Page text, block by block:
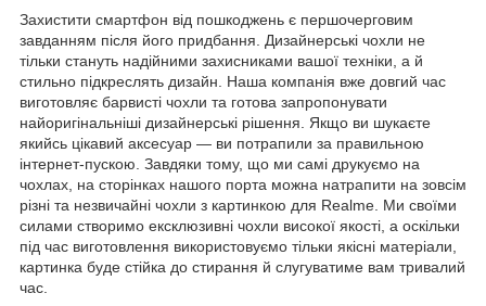
Захистити смартфон від пошкоджень є першочерговим
завданням після його придбання. Дизайнерські чохли не
тільки стануть надійними захисниками вашої техніки, а й
стильно підкреслять дизайн. Наша компанія вже довгий час
виготовляє барвисті чохли та готова запропонувати
найоригінальніші дизайнерські рішення. Якщо ви шукаєте
якийсь цікавий аксесуар — ви потрапили за правильною
інтернет-пускою. Завдяки тому, що ми самі друкуємо на
чохлах, на сторінках нашого порта можна натрапити на зовсім
різні та незвичайні чохли з картинкою для Realme. Ми своїми
силами створимо ексклюзивні чохли високої якості, а оскільки
під час виготовлення використовуємо тільки якісні матеріали,
картинка буде стійка до стирання й слугуватиме вам тривалий
час.